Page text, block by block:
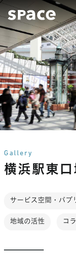
Gallery
横浜駅東
サービス空間・パブ
地域の活性 コ